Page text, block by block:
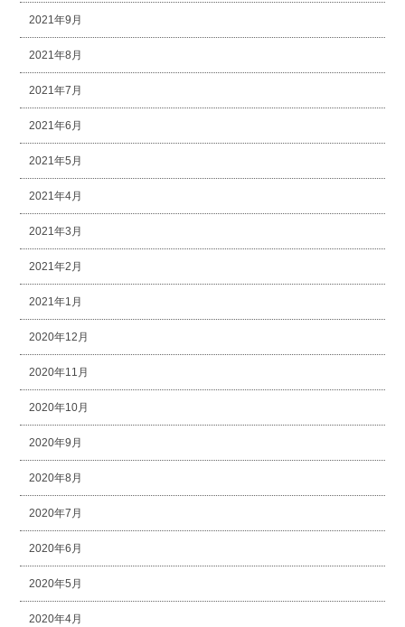
2021年9月
2021年8月
2021年7月
2021年6月
2021年5月
2021年4月
2021年3月
2021年2月
2021年1月
2020年12月
2020年11月
2020年10月
2020年9月
2020年8月
2020年7月
2020年6月
2020年5月
2020年4月